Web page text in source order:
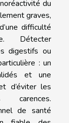
du
graves,
difficulté
Détecter
digestifs ou
: un
et une
d’éviter les
de santé